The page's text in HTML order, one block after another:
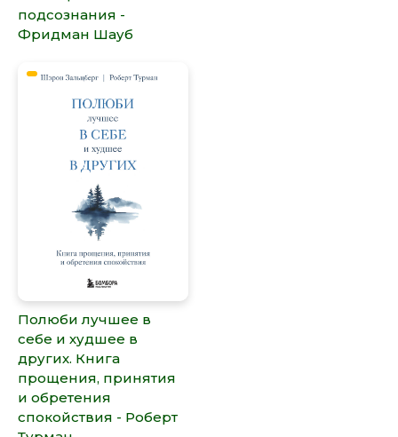
подсознания -
Фридман Шауб
Полюби лучшее в
себе и худшее в
других. Книга
прощения, принятия
и обретения
спокойствия - Роберт